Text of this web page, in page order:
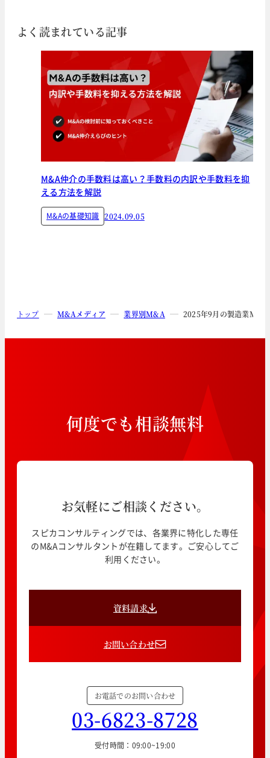
よく読まれている記事
M&A仲介の手数料は高い？手数料の内訳や手数料を抑
える方法を解説
M&Aの基礎知識 2024.09.05
トップ M&Aメディア 業界別M&A 2025年9月の製造業M&A
何度でも相談無料
お気軽にご相談ください。
スピカコンサルティングでは、各業界に特化した専任
のM&Aコンサルタントが在籍してます。ご安心してご
利用ください。
資料請求
お問い合わせ
お電話でのお問い合わせ
03-6823-8728
受付時間：09:00~19:00